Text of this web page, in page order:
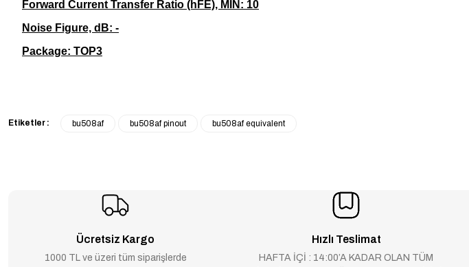
Forward Current Transfer Ratio (hFE), MIN: 10
Noise Figure, dB: -
Package: TOP3
Etiketler : bu508af bu508af pinout bu508af equivalent
Ücretsiz Kargo
1000 TL ve üzeri tüm siparişlerde
Hızlı Teslimat
HAFTA İÇİ : 14:00’A KADAR OLAN TÜM